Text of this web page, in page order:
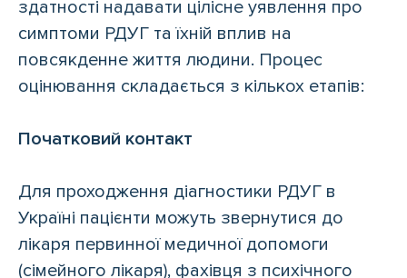
здатності надавати цілісне уявлення про
симптоми РДУГ та їхній вплив на
повсякденне життя людини. Процес
оцінювання складається з кількох етапів:
Початковий контакт
Для проходження діагностики РДУГ в
Україні пацієнти можуть звернутися до
лікаря первинної медичної допомоги
(сімейного лікаря), фахівця з психічного